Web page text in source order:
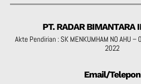
PT. RADAR BIMANTARA
Akte Pendirian : SK MENKUMHAM NO AHU
2022
Email/Telepon